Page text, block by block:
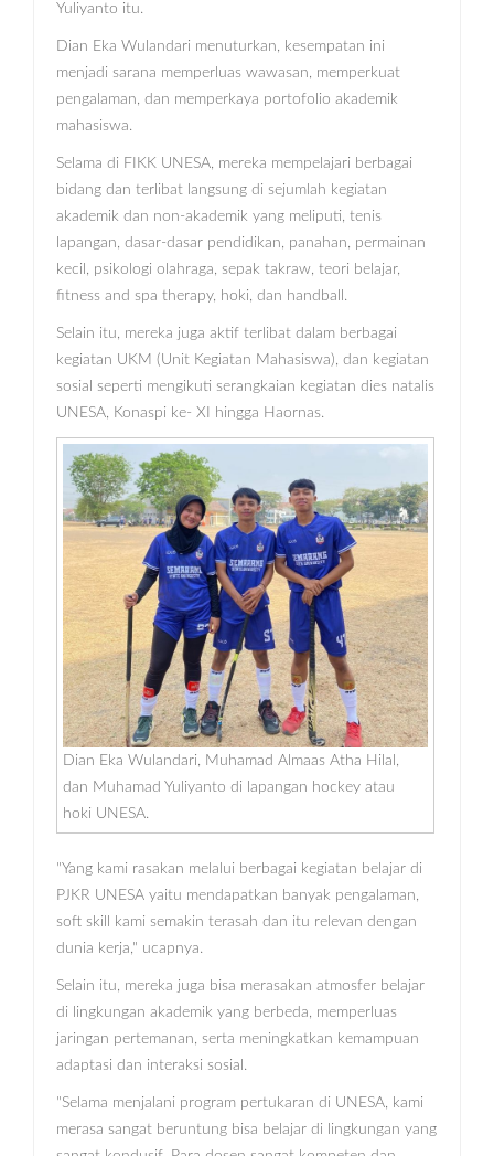
Yuliyanto itu.
Dian Eka Wulandari menuturkan, kesempatan ini
menjadi sarana memperluas wawasan, memperkuat
pengalaman, dan memperkaya portofolio akademik
mahasiswa.
Selama di FIKK UNESA, mereka mempelajari berbagai
bidang dan terlibat langsung di sejumlah kegiatan
akademik dan non-akademik yang meliputi, tenis
lapangan, dasar-dasar pendidikan, panahan, permainan
kecil, psikologi olahraga, sepak takraw, teori belajar,
fitness and spa therapy, hoki, dan handball.
Selain itu, mereka juga aktif terlibat dalam berbagai
kegiatan UKM (Unit Kegiatan Mahasiswa), dan kegiatan
sosial seperti mengikuti serangkaian kegiatan dies natalis
UNESA, Konaspi ke- XI hingga Haornas.
Dian Eka Wulandari, Muhamad Almaas Atha Hilal,
dan Muhamad Yuliyanto di lapangan hockey atau
hoki UNESA.
"Yang kami rasakan melalui berbagai kegiatan belajar di
PJKR UNESA yaitu mendapatkan banyak pengalaman,
soft skill kami semakin terasah dan itu relevan dengan
dunia kerja," ucapnya.
Selain itu, mereka juga bisa merasakan atmosfer belajar
di lingkungan akademik yang berbeda, memperluas
jaringan pertemanan, serta meningkatkan kemampuan
adaptasi dan interaksi sosial.
"Selama menjalani program pertukaran di UNESA, kami
merasa sangat beruntung bisa belajar di lingkungan yang